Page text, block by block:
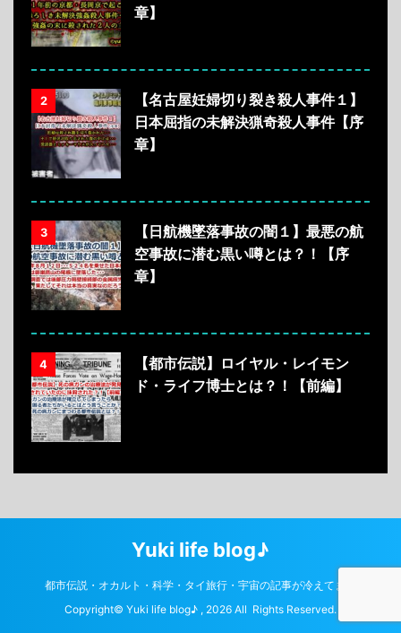
章】
2
【名古屋妊婦切り裂き殺人事件１】
日本屈指の未解決猟奇殺人事件【序
章】
3
【日航機墜落事故の闇１】最悪の航
空事故に潜む黒い噂とは？！【序
章】
4
【都市伝説】ロイヤル・レイモン
ド・ライフ博士とは？！【前編】
Yuki life blog♪
都市伝説・オカルト・科学・タイ旅行・宇宙の記事が冷えてます
Copyright© Yuki life blog♪ , 2026 All Rights Reserved.